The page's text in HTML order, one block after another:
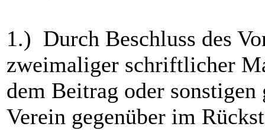
1.) Durch Beschluss des
zweimaliger schriftlicher
dem Beitrag oder
Verein gegenüber im